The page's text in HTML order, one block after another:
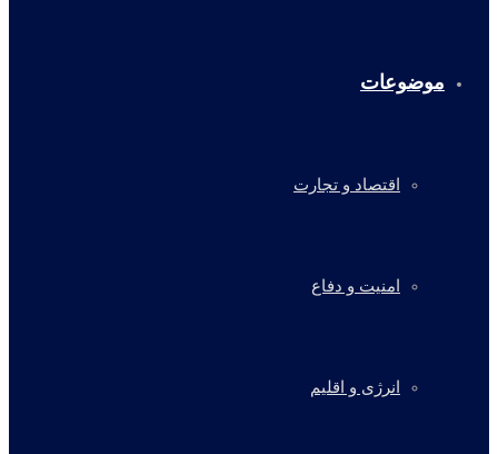
موضوعات
اقتصاد و تجارت
امنیت و دفاع
انرژی و اقلیم